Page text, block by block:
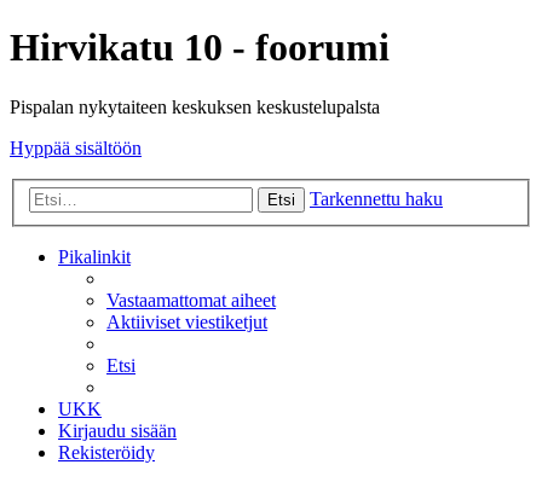
Hirvikatu 10 - foorumi
Pispalan nykytaiteen keskuksen keskustelupalsta
Hyppää sisältöön
Etsi Tarkennettu haku
Pikalinkit
Vastaamattomat aiheet
Aktiiviset viestiketjut
Etsi
UKK
Kirjaudu sisään
Rekisteröidy